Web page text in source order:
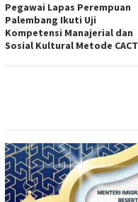
Pegawai Lapas Perempuan
Palembang Ikuti Uji
Kompetensi Manajerial dan
Sosial Kultural Metode CACT